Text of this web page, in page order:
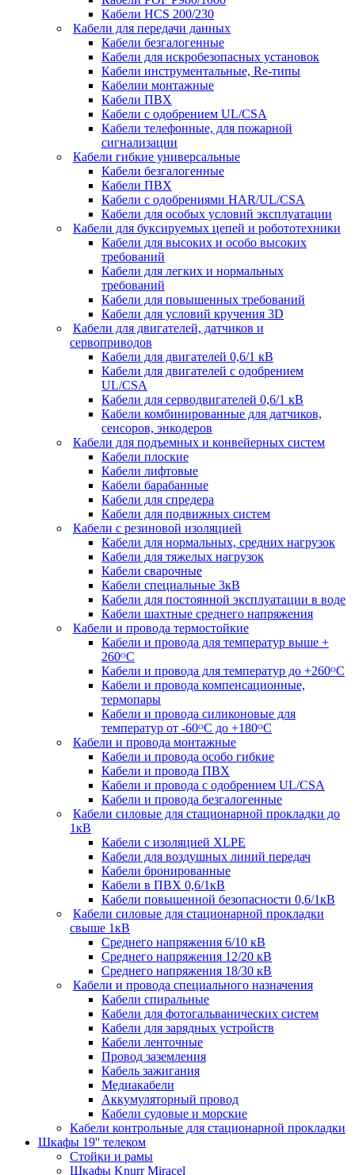
Кабели HCS 200/230
Кабели для передачи данных
Кабели безгалогенные
Кабели для искробезопасных установок
Кабели инструментальные, Re-типы
Кабелии монтажные
Кабели ПВХ
Кабели с одобрением UL/CSA
Кабели телефонные, для пожарной
сигнализации
Кабели гибкие универсальные
Кабели безгалогенные
Кабели ПВХ
Кабели с одобрениями HAR/UL/CSA
Кабели для особых условий эксплуатации
Кабели для буксируемых цепей и робототехники
Кабели для высоких и особо высоких
требований
Кабели для легких и нормальных
требований
Кабели для повышенных требований
Кабели для условий кручения 3D
Кабели для двигателей, датчиков и
сервоприводов
Кабели для двигателей 0,6/1 кВ
Кабели для двигателей с одобрением
UL/CSA
Кабели для серводвигателей 0,6/1 кВ
Кабели комбинированные для датчиков,
cенсоров, энкодеров
Кабели для подъемных и конвейерных систем
Кабели плоские
Кабели лифтовые
Кабели барабанные
Кабели для спредера
Кабели для подвижных систем
Кабели с резиновой изоляцией
Кабели для нормальных, средних нагрузок
Кабели для тяжелых нагрузок
Кабели сварочные
Кабели специальные 3кВ
Кабели для постоянной эксплуатации в воде
Кабели шахтные среднего напряжения
Кабели и провода термостойкие
Кабели и провода для температур выше +
260ᴼС
Кабели и провода для температур до +260ᴼС
Кабели и провода компенсационные,
термопары
Кабели и провода силиконовые для
температур от -60ᴼC до +180ᴼС
Кабели и провода монтажные
Кабели и провода особо гибкие
Кабели и провода ПВХ
Кабели и провода с одобрением UL/CSA
Кабели и провода безгалогенные
Кабели силовые для стационарной прокладки до
1кВ
Кабели c изоляцией XLPE
Кабели для воздушных линий передач
Кабели бронированные
Кабели в ПВХ 0,6/1кВ
Кабели повышенной безопасности 0,6/1кВ
Кабели силовые для стационарной прокладки
свыше 1кВ
Среднего напряжения 6/10 кВ
Среднего напряжения 12/20 кВ
Среднего напряжения 18/30 кВ
Кабели и провода специального назначения
Кабели спиральные
Кабели для фотогальванических систем
Кабели для зарядных устройств
Кабели ленточные
Провод заземления
Кабель зажигания
Медиакабели
Аккумуляторный провод
Кабели судовые и морские
Кабели контрольные для стационарной прокладки
Шкафы 19'' телеком
Стойки и рамы
Шкафы Knurr Miracel